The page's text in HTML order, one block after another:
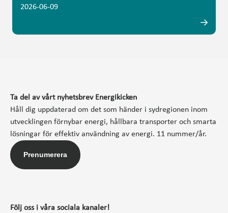
2026-06-09
Ta del av vårt nyhetsbrev Energikicken
Håll dig uppdaterad om det som händer i sydregionen inom
utvecklingen förnybar energi, hållbara transporter och smarta
lösningar för effektiv användning av energi. 11 nummer/år.
Prenumerera
Följ oss i våra sociala kanaler!